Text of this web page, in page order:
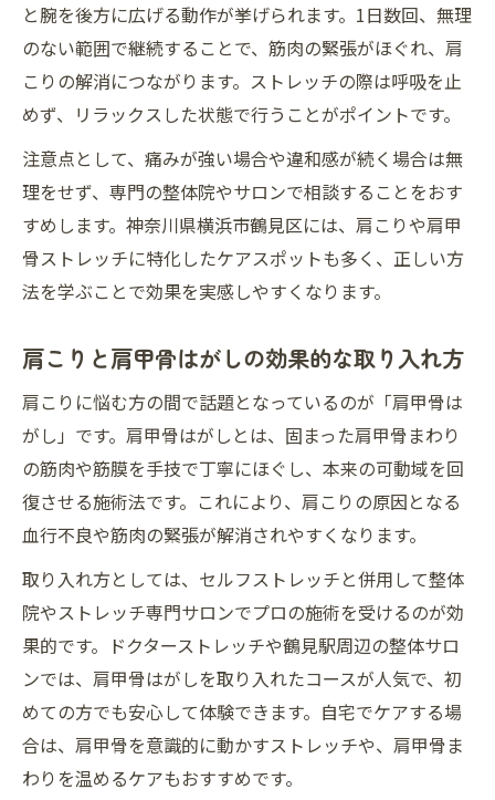
と腕を後方に広げる動作が挙げられます。1日数回、無理
のない範囲で継続することで、筋肉の緊張がほぐれ、肩
こりの解消につながります。ストレッチの際は呼吸を止
めず、リラックスした状態で行うことがポイントです。
注意点として、痛みが強い場合や違和感が続く場合は無
理をせず、専門の整体院やサロンで相談することをおす
すめします。神奈川県横浜市鶴見区には、肩こりや肩甲
骨ストレッチに特化したケアスポットも多く、正しい方
法を学ぶことで効果を実感しやすくなります。
肩こりと肩甲骨はがしの効果的な取り入れ方
肩こりに悩む方の間で話題となっているのが「肩甲骨は
がし」です。肩甲骨はがしとは、固まった肩甲骨まわり
の筋肉や筋膜を手技で丁寧にほぐし、本来の可動域を回
復させる施術法です。これにより、肩こりの原因となる
血行不良や筋肉の緊張が解消されやすくなります。
取り入れ方としては、セルフストレッチと併用して整体
院やストレッチ専門サロンでプロの施術を受けるのが効
果的です。ドクターストレッチや鶴見駅周辺の整体サロ
ンでは、肩甲骨はがしを取り入れたコースが人気で、初
めての方でも安心して体験できます。自宅でケアする場
合は、肩甲骨を意識的に動かすストレッチや、肩甲骨ま
わりを温めるケアもおすすめです。